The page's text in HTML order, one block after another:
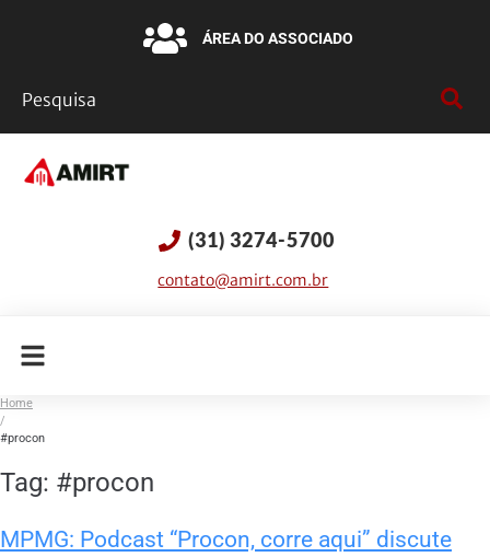
ÁREA DO ASSOCIADO
(31) 3274-5700
contato@amirt.com.br
Home
/
#procon
Tag: #procon
MPMG: Podcast “Procon, corre aqui” discute